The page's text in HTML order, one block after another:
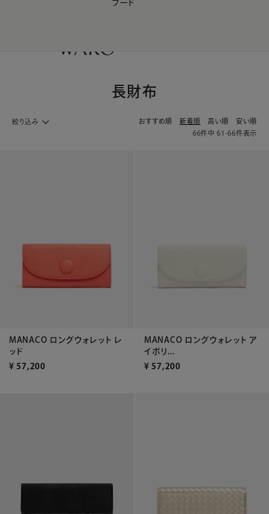
【会員様限定】夏のプレゼントキャンペーン開催中
フード
長財布
おすすめ順 新着順 高い順
安い順
66件中 61 -66件表示
絞り込み
MANACO ロングウォレット レ
ッド
¥ 57,200
MANACO ロングウォレット ア
イボリ...
¥ 57,200